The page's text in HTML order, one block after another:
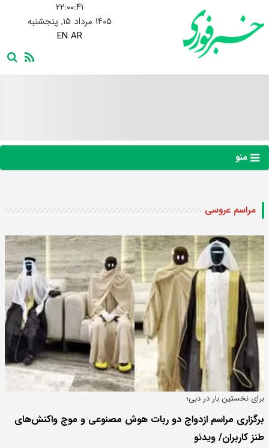
۲۲:۰۰:۴۲
۱۴۰۵ مرداد ۱۵, پنجشنبه
EN AR
منو
مراسم عروسی
برای نخستین بار در دبی؛
برگزاری مراسم ازدواج دو ربات هوش مصنوعی و موج واکنش‌های
طنز کاربران/ ویدئو